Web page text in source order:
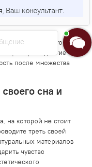
, бережно упаковывая
в PostelButik — это
прослужит долгие
после множества
сна и
на которой не стоит
треть своей
материалов
чувство
Ваш консультант.